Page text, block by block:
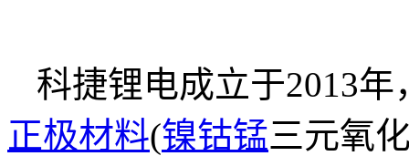
科捷锂电成立于2013
正极材料(镍钴锰三元氧